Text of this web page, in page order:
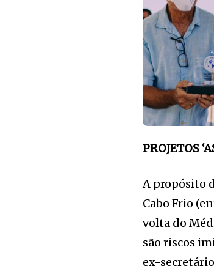
PROJETOS
A propósito
Cabo Frio
volta do
são riscos
ex-